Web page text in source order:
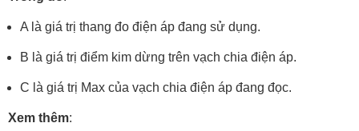
A là giá trị thang đo điện áp đang sử dụng.
B là giá trị điểm kim dừng trên vạch chia điện áp.
C là giá trị Max của vạch chia điện áp đang đọc.
Xem thêm: